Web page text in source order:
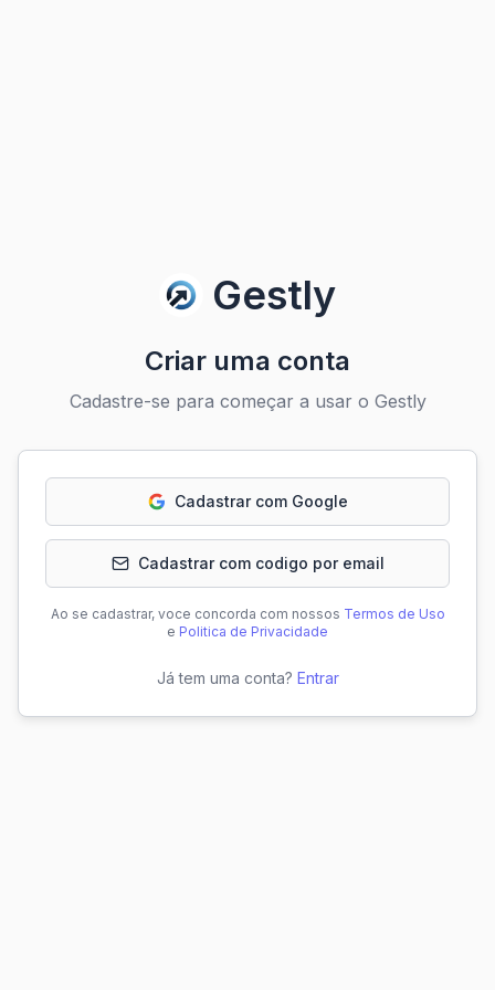
Gestly
Criar uma conta
Cadastre-se para começar a usar o Gestly
Cadastrar com Google
Cadastrar com codigo por email
Ao se cadastrar, voce concorda com nossos Termos de Uso
e Politica de Privacidade
Já tem uma conta? Entrar